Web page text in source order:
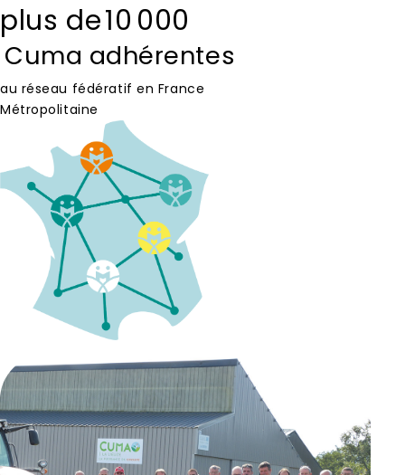
plus de10 000
Cuma adhérentes
au réseau fédératif en France
Métropolitaine